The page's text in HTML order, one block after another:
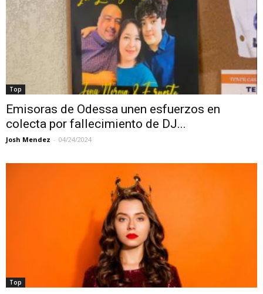
Top
Emisoras de Odessa unen esfuerzos en
colecta por fallecimiento de DJ...
Josh Mendez - 04/24/2024
Top